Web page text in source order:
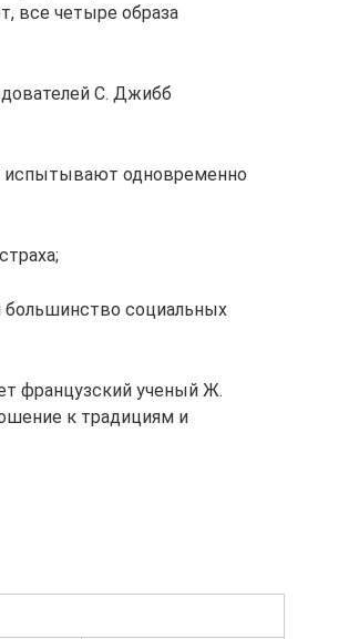
все четыре образа
С. Джибб
испытывают одно­временно
социальных
французский ученый Ж.
к традици­ям и